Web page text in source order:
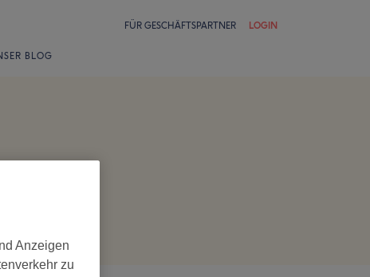
FÜR GESCHÄFTSPARTNER LOGIN
BLOG
Anzeigen
zu